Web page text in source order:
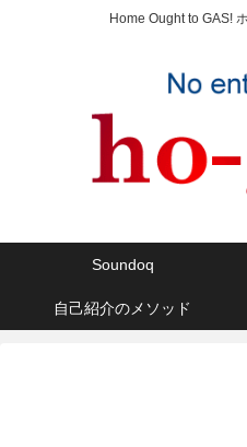
Home Ought to GAS!
Soundoq
自己紹介のメソッド